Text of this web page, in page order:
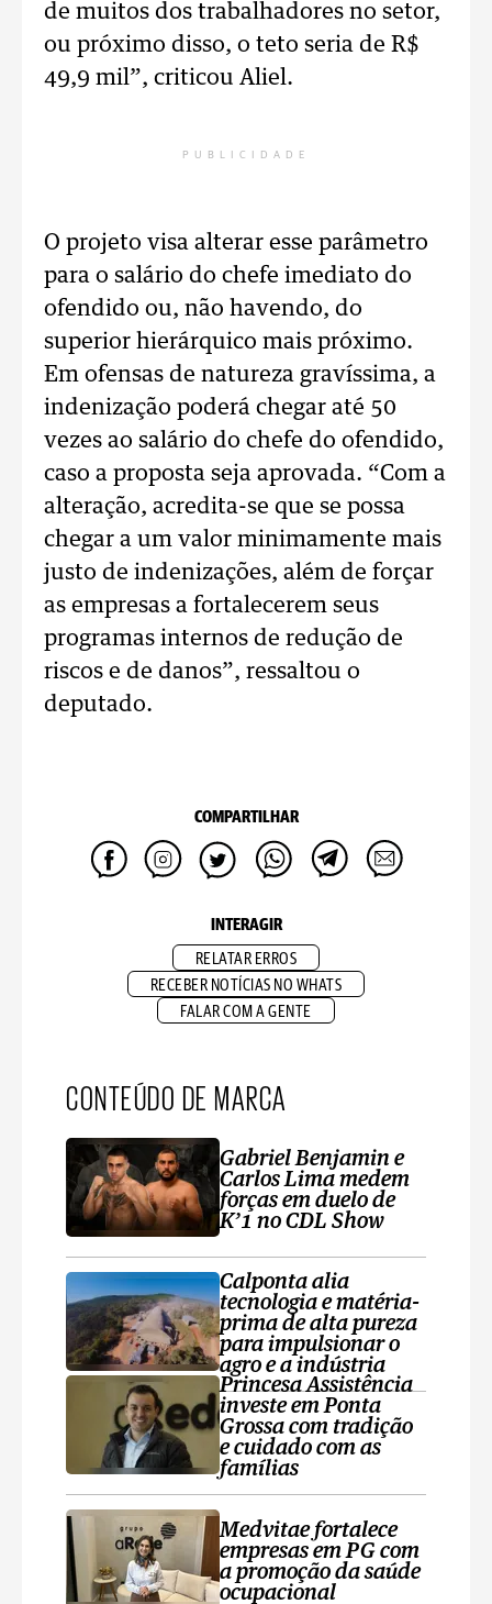
de muitos dos trabalhadores no setor,
ou próximo disso, o teto seria de R$
49,9 mil”, criticou Aliel.
PUBLICIDADE
O projeto visa alterar esse parâmetro
para o salário do chefe imediato do
ofendido ou, não havendo, do
superior hierárquico mais próximo.
Em ofensas de natureza gravíssima, a
indenização poderá chegar até 50
vezes ao salário do chefe do ofendido,
caso a proposta seja aprovada. “Com a
alteração, acredita-se que se possa
chegar a um valor minimamente mais
justo de indenizações, além de forçar
as empresas a fortalecerem seus
programas internos de redução de
riscos e de danos”, ressaltou o
deputado.
COMPARTILHAR
INTERAGIR
RELATAR ERROS
RECEBER NOTÍCIAS NO WHATS
FALAR COM A GENTE
CONTEÚDO DE MARCA
Gabriel Benjamin e
Carlos Lima medem
forças em duelo de
K’1 no CDL Show
Calponta alia
tecnologia e matéria-
prima de alta pureza
para impulsionar o
agro e a indústria
Princesa Assistência
investe em Ponta
Grossa com tradição
e cuidado com as
famílias
Medvitae fortalece
empresas em PG com
a promoção da saúde
ocupacional